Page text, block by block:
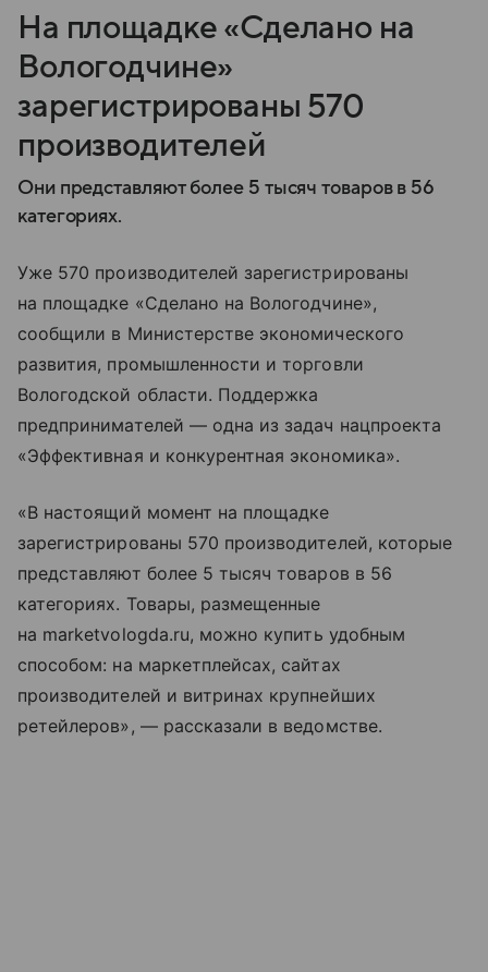
На площадке «Сделано на
Вологодчине»
зарегистрированы 570
производителей
Они представляют более 5 тысяч товаров в 56
категориях.
Уже 570 производителей зарегистрированы
на площадке «Сделано на Вологодчине»,
сообщили в Министерстве экономического
развития, промышленности и торговли
Вологодской области. Поддержка
предпринимателей — одна из задач нацпроекта
«Эффективная и конкурентная экономика».
«В настоящий момент на площадке
зарегистрированы 570 производителей, которые
представляют более 5 тысяч товаров в 56
категориях. Товары, размещенные
на marketvologda.ru, можно купить удобным
способом: на маркетплейсах, сайтах
производителей и витринах крупнейших
ретейлеров», — рассказали в ведомстве.